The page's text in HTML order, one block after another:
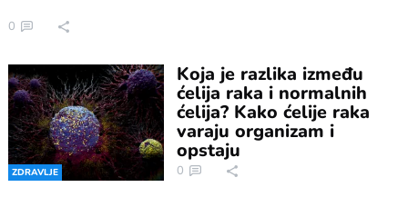
0
ZDRAVLJE
Koja je razlika između
ćelija raka i normalnih
ćelija? Kako ćelije raka
varaju organizam i
opstaju
0